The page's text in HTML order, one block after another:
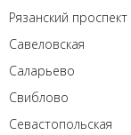
Рязанский проспект
Савеловская
Саларьево
Свиблово
Севастопольская